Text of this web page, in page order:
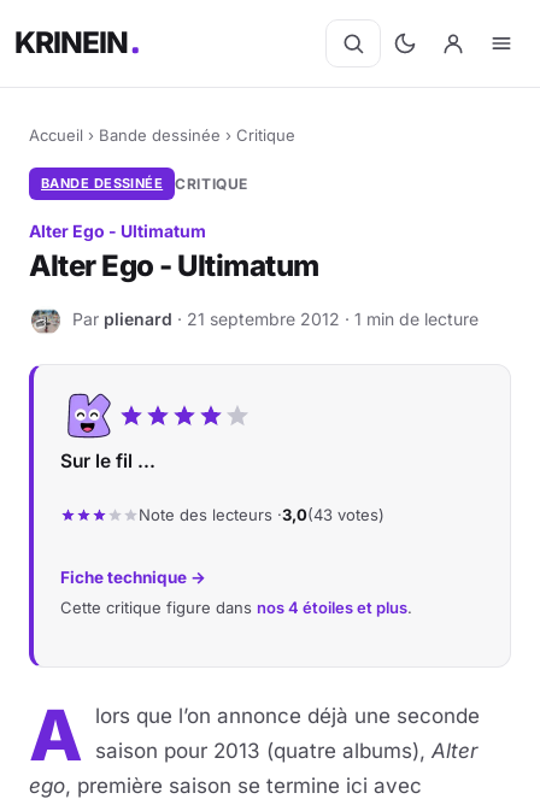
KRINEIN
Accueil › Bande dessinée › Critique
BANDE DESSINÉE CRITIQUE
Alter Ego - Ultimatum
Alter Ego - Ultimatum
P Par plienard · 21 septembre 2012 · 1 min de lecture
Sur le fil ...
Note des lecteurs ·3,0(43 votes)
Fiche technique →
Cette critique figure dans nos 4 étoiles et plus.
A lors que l’on annonce déjà une seconde
saison pour 2013 (quatre albums), Alter
ego, première saison se termine ici avec